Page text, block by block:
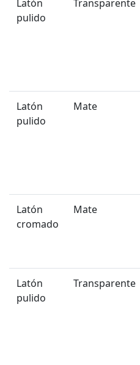
Latón
pulido
Transparente
Latón
pulido
Mate
Latón
cromado
Mate
Latón
pulido
Transparente